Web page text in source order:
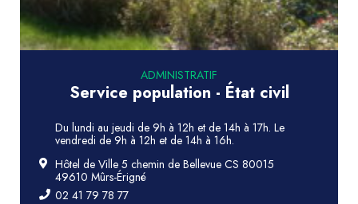
ADMINISTRATIF
Service population - État civil
Du lundi au jeudi de 9h à 12h et de 14h à 17h. Le
vendredi de 9h à 12h et de 14h à 16h.
Hôtel de Ville 5 chemin de Bellevue CS 80015
49610 Mûrs-Érigné
02 41 79 78 77